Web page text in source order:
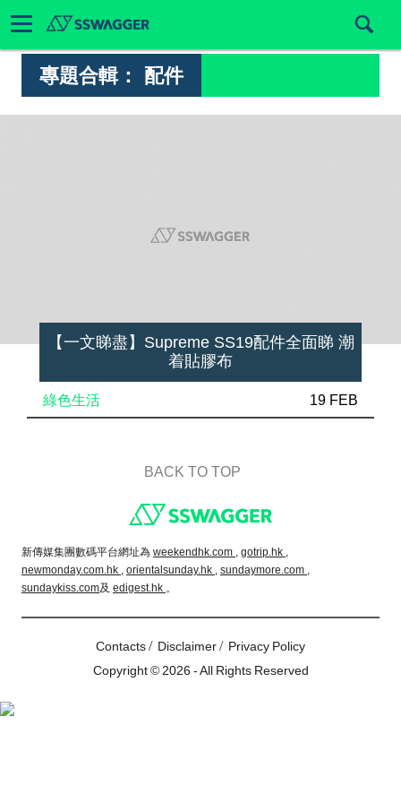
專題合輯： 配件
【一文睇盡】Supreme SS19配件全面睇 潮
着貼膠布
綠色生活 19 FEB
BACK TO TOP
新傳媒集團數碼平台網址為 weekendhk.com , gotrip.hk ,
newmonday.com.hk , orientalsunday.hk , sundaymore.com ,
sundaykiss.com及 edigest.hk 。
Contacts/ Disclaimer/ Privacy Policy
Copyright © 2026 - All Rights Reserved